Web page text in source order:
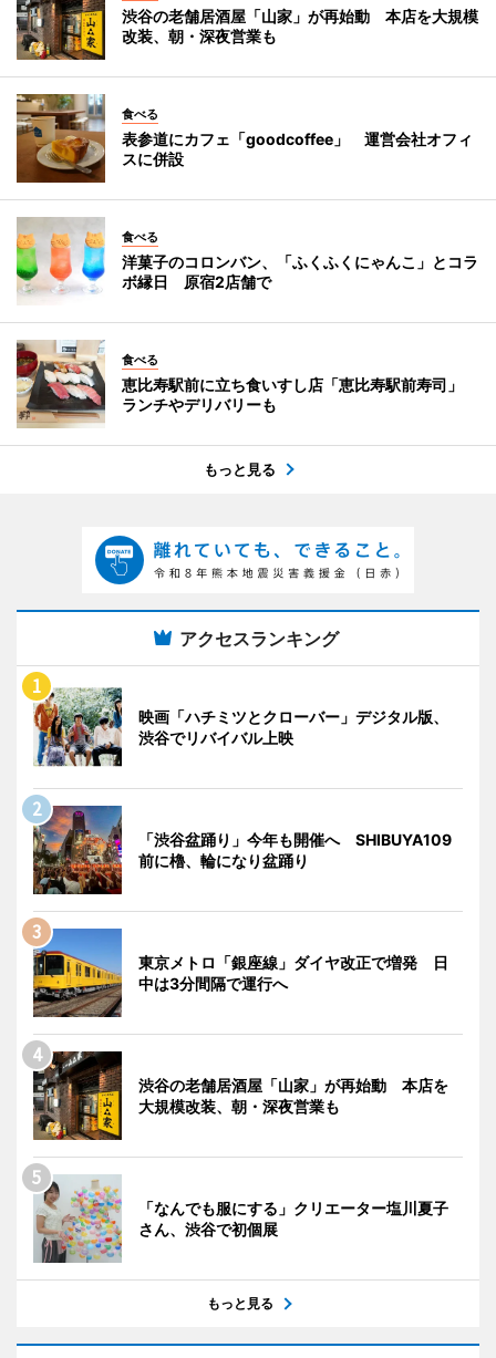
渋谷の老舗居酒屋「山家」が再始動 本店を大規模
改装、朝・深夜営業も
食べる
表参道にカフェ「goodcoffee」 運営会社オフィ
スに併設
食べる
洋菓子のコロンバン、「ふくふくにゃんこ」とコラ
ボ縁日 原宿2店舗で
食べる
恵比寿駅前に立ち食いすし店「恵比寿駅前寿司」
ランチやデリバリーも
もっと見る
アクセスランキング
映画「ハチミツとクローバー」デジタル版、
渋谷でリバイバル上映
「渋谷盆踊り」今年も開催へ SHIBUYA109
前に櫓、輪になり盆踊り
東京メトロ「銀座線」ダイヤ改正で増発 日
中は3分間隔で運行へ
渋谷の老舗居酒屋「山家」が再始動 本店を
大規模改装、朝・深夜営業も
「なんでも服にする」クリエーター塩川夏子
さん、渋谷で初個展
もっと見る